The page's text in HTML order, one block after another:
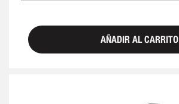
AÑADIR AL CARRITO